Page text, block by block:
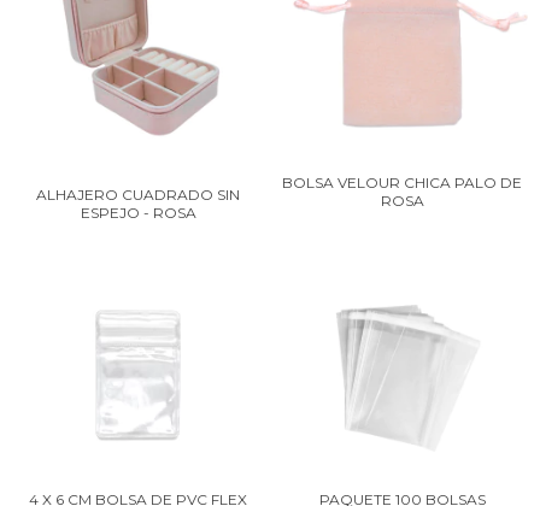
ALHAJERO CUADRADO SIN
ESPEJO - ROSA
BOLSA VELOUR CHICA PALO DE
ROSA
4 X 6 CM BOLSA DE PVC FLEX
PAQUETE 100 BOLSAS